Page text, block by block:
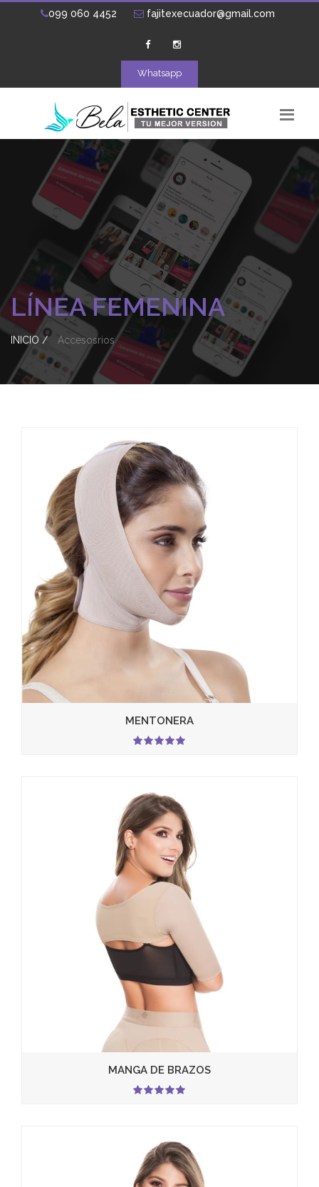
099 060 4452 fajitexecuador@gmail.com
Whatsapp
LÍNEA FEMENINA
INICIO / Accesosrios
MENTONERA
MANGA DE BRAZOS